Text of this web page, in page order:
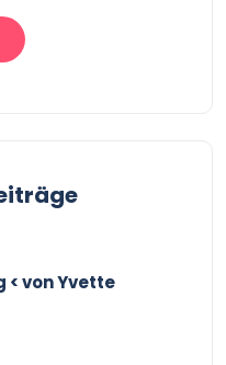
< von Yvette